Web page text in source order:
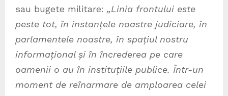
sau bugete militare: „Linia frontului este
peste tot, în instanțele noastre judiciare, în
parlamentele noastre, în spațiul nostru
informațional și în încrederea pe care
oamenii o au în instituțiile publice. Într-un
moment de reînarmare de amploarea celei